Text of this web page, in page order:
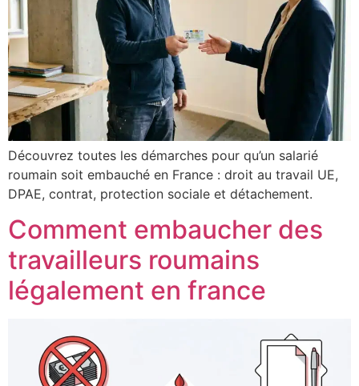
Découvrez toutes les démarches pour qu’un salarié
roumain soit embauché en France : droit au travail UE,
DPAE, contrat, protection sociale et détachement.
Comment embaucher des
travailleurs roumains
légalement en france